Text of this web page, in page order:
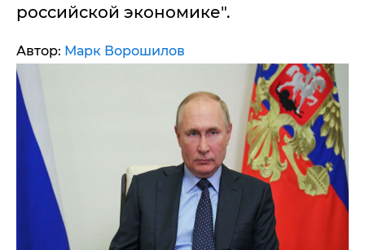
российской экономике".
Автор: Марк Ворошилов